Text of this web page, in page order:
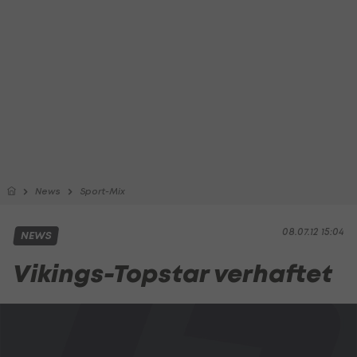
News Sport-Mix
08.07.12 15:04
NEWS
Vikings-Topstar verhaftet